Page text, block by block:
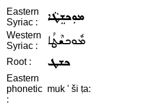
Eastern
Syriac :
ܡܘܼܟܫܸܛܵܐ
Western
Syriac :
ܡܽܘܟܫܶܛܳܐ
Root : ܟܫܛ
Eastern
phonetic
:
muk ' ši ṭa: